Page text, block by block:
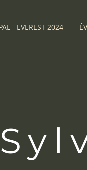
- EVEREST 2024